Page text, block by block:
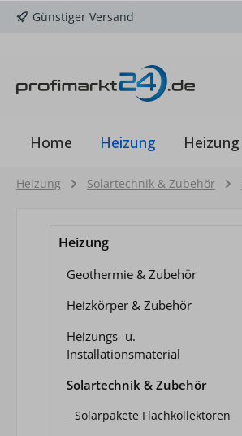
Hauptinhalt springen
Zur Suche springen
Zur Hauptnavigation springen
Günstiger Versand
Home Heizung
Heizung Solartechnik & Zubehör
Heizung
Geothermie & Zubehör
Heizkörper & Zubehör
Heizungs- u.
Installationsmaterial
Solartechnik & Zubehör
Solarpakete Flachkollektoren